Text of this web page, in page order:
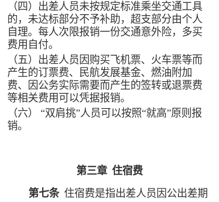
（四）出差人员未按规定标准乘坐交通工具
的，未达标部分不予补助，超支部分由个人
自理。每人次限报销一份交通意外险，多买
费用自付。
（五）出差人员因购买飞机票、火车票等而
产生的订票费、民航发展基金、燃油附加
费、因公务实际需要而产生的签转或退票费
等相关费用可以凭据报销。
（六） “双肩挑”人员可以按照“就高”原则报
销。
第三章 住宿费
第七条 住宿费是指出差人员因公出差期